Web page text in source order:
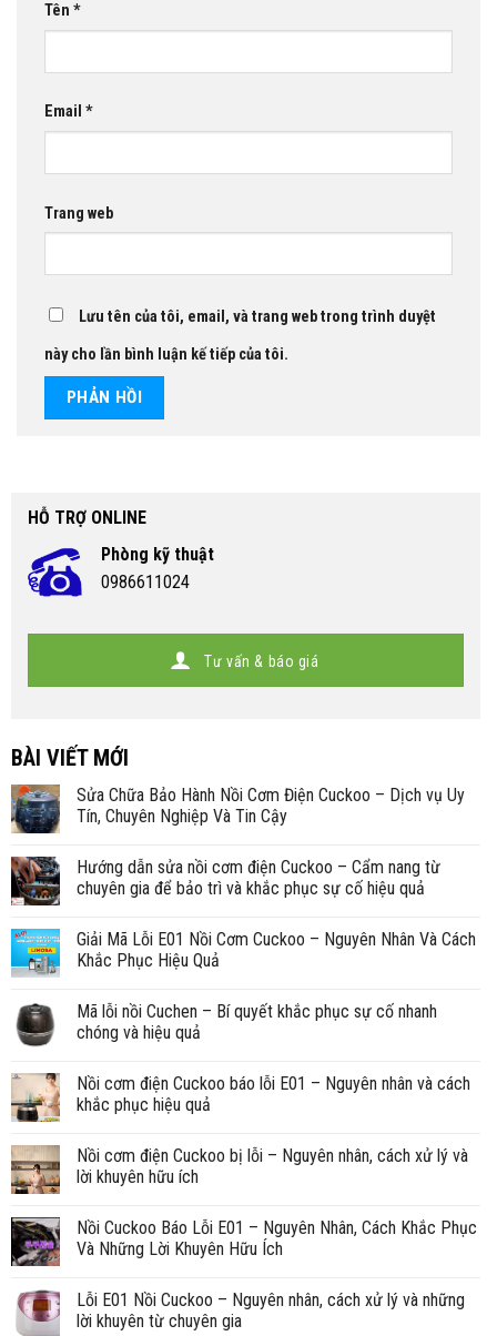
Tên *
Email *
Trang web
Lưu tên của tôi, email, và trang web trong trình duyệt
này cho lần bình luận kế tiếp của tôi.
HỖ TRỢ ONLINE
Phòng kỹ thuật
0986611024
Tư vấn & báo giá
BÀI VIẾT MỚI
Sửa Chữa Bảo Hành Nồi Cơm Điện Cuckoo – Dịch vụ Uy
Tín, Chuyên Nghiệp Và Tin Cậy
Hướng dẫn sửa nồi cơm điện Cuckoo – Cẩm nang từ
chuyên gia để bảo trì và khắc phục sự cố hiệu quả
Giải Mã Lỗi E01 Nồi Cơm Cuckoo – Nguyên Nhân Và Cách
Khắc Phục Hiệu Quả
Mã lỗi nồi Cuchen – Bí quyết khắc phục sự cố nhanh
chóng và hiệu quả
Nồi cơm điện Cuckoo báo lỗi E01 – Nguyên nhân và cách
khắc phục hiệu quả
Nồi cơm điện Cuckoo bị lỗi – Nguyên nhân, cách xử lý và
lời khuyên hữu ích
Nồi Cuckoo Báo Lỗi E01 – Nguyên Nhân, Cách Khắc Phục
Và Những Lời Khuyên Hữu Ích
Lỗi E01 Nồi Cuckoo – Nguyên nhân, cách xử lý và những
lời khuyên từ chuyên gia